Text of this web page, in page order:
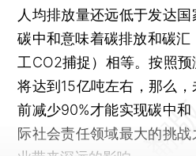
人均排放量还远低于发达国
碳中和意味着碳排放和碳汇
工CO2捕捉）相等。按照
将达到15亿吨左右，那么
前减少90%才能实现碳中
际社会责任领域最大的挑